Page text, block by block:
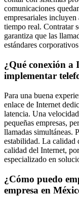
comunicaciones
empresariales
tiempo real. Contratar
garantiza que las
estándares
¿Qué conexión a
implementar
Para una buena
enlace de Internet
latencia. Una
pequeñas empresas,
llamadas simultáneas.
estabilidad. La calidad
calidad del Internet,
especializado en
¿Cómo puedo
empresa en